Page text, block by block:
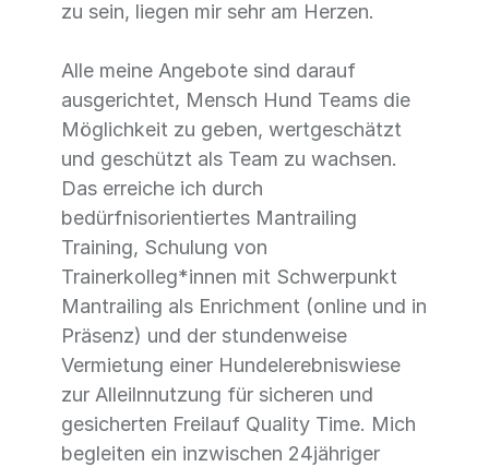
zu sein, liegen mir sehr am Herzen.
Alle meine Angebote sind darauf
ausgerichtet, Mensch Hund Teams die
Möglichkeit zu geben, wertgeschätzt
und geschützt als Team zu wachsen.
Das erreiche ich durch
bedürfnisorientiertes Mantrailing
Training, Schulung von
Trainerkolleg*innen mit Schwerpunkt
Mantrailing als Enrichment (online und in
Präsenz) und der stundenweise
Vermietung einer Hundelerebniswiese
zur Alleilnnutzung für sicheren und
gesicherten Freilauf Quality Time. Mich
begleiten ein inzwischen 24jähriger